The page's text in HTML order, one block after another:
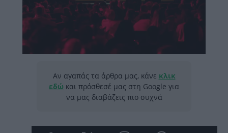
Αν αγαπάς τα άρθρα μας, κάνε κλικ
εδώ και πρόσθεσέ μας στη Google για
να μας διαβάζεις πιο συχνά